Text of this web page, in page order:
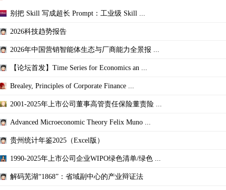
别把 Skill 写成超长 Prompt：工业级 Skill ...
2026科技趋势报告
2026年中国营销智能体生态与厂商能力全景报 ...
【论坛首发】Time Series for Economics an ...
Brealey, Principles of Corporate Finance ...
2001-2025年上市公司董事高管责任保险董责险 ...
Advanced Microeconomic Theory Felix Muno ...
贵州统计年鉴2025（Excel版）
1990-2025年上市公司企业WIPO绿色清单/绿色 ...
解码芜湖“1868”：省域副中心的产业辩证法